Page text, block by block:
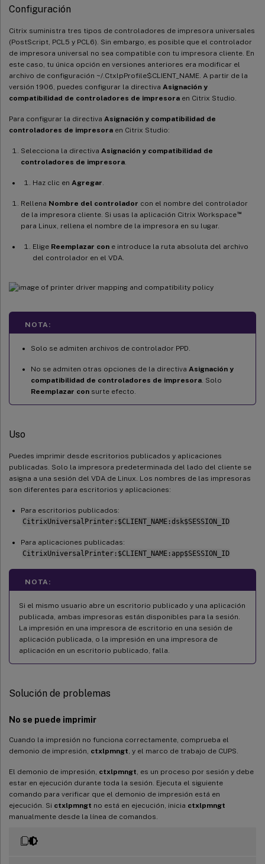
Configuración
Citrix suministra tres tipos de controladores de impresora universales
(PostScript, PCL5 y PCL6). Sin embargo, es posible que el controlador
de impresora universal no sea compatible con tu impresora cliente. En
este caso, tu única opción en versiones anteriores era modificar el
archivo de configuración ~/.CtxlpProfile$CLIENT_NAME. A partir de la
versión 1906, puedes configurar la directiva Asignación y
compatibilidad de controladores de impresora en Citrix Studio.
Para configurar la directiva Asignación y compatibilidad de
controladores de impresora en Citrix Studio:
Selecciona la directiva Asignación y compatibilidad de
controladores de impresora
Haz clic en Agregar
Rellena Nombre del controlador con el nombre del controlador
de la impresora cliente. Si usas la aplicación Citrix Workspace™
para Linux, rellena el nombre de la impresora en su lugar.
Elige Reemplazar con e introduce la ruta absoluta del archivo
del controlador en el VDA.
NOTA:
Solo se admiten archivos de controlador PPD.
No se admiten otras opciones de la directiva Asignación y
compatibilidad de controladores de impresora . Solo
Reemplazar con surte efecto.
Uso
Puedes imprimir desde escritorios publicados y aplicaciones
publicadas. Solo la impresora predeterminada del lado del cliente se
asigna a una sesión del VDA de Linux. Los nombres de las impresoras
son diferentes para escritorios y aplicaciones:
Para escritorios publicados:
CitrixUniversalPrinter:$CLIENT_NAME:dsk$SESSION_ID
Para aplicaciones publicadas:
CitrixUniversalPrinter:$CLIENT_NAME:app$SESSION_ID
NOTA:
Si el mismo usuario abre un escritorio publicado y una aplicación
publicada, ambas impresoras están disponibles para la sesión.
La impresión en una impresora de escritorio en una sesión de
aplicación publicada, o la impresión en una impresora de
aplicación en un escritorio publicado, falla.
Solución de problemas
No se puede imprimir
Cuando la impresión no funciona correctamente, comprueba el
demonio de impresión, ctxlpmngt , y el marco de trabajo de CUPS.
El demonio de impresión, ctxlpmngt , es un proceso por sesión y debe
estar en ejecución durante toda la sesión. Ejecuta el siguiente
comando para verificar que el demonio de impresión está en
ejecución. Si ctxlpmngt no está en ejecución, inicia ctxlpmngt
manualmente desde la línea de comandos.